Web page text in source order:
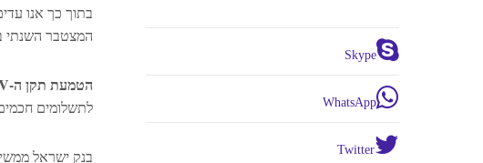
המצטבר השנתי בין
הטמעת תקן ה-
לתשלומים
בנק ישראל
Skype
WhatsApp
Twitter